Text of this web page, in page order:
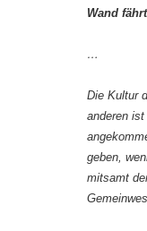
Wand
…
Die Kultur
anderen
geben,
mitsamt